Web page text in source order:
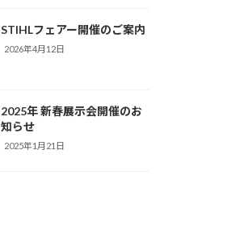
STIHLフェアー開催のご案内
2026年4月12日
2025年 新春展示会開催のお
知らせ
2025年1月21日